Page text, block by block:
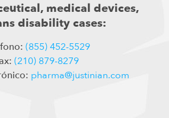
medical devices,
disability cases:
(855) 452-5529
(210) 879-8279
pharma@justinian.com